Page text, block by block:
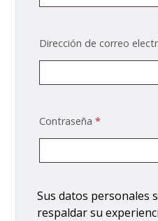
Dirección de correo
Contraseña*
Sus datos personales
respaldar su